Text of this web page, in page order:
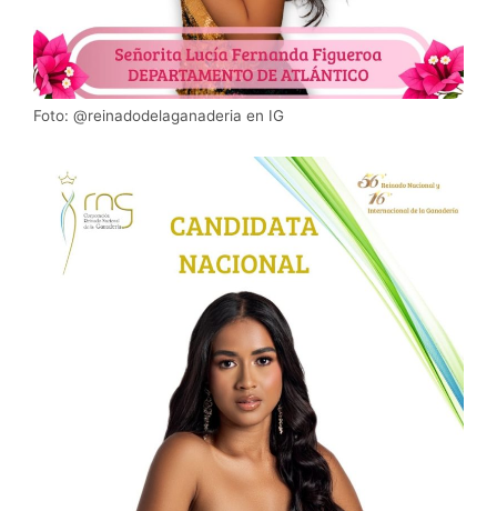
Foto: @reinadodelaganaderia en IG